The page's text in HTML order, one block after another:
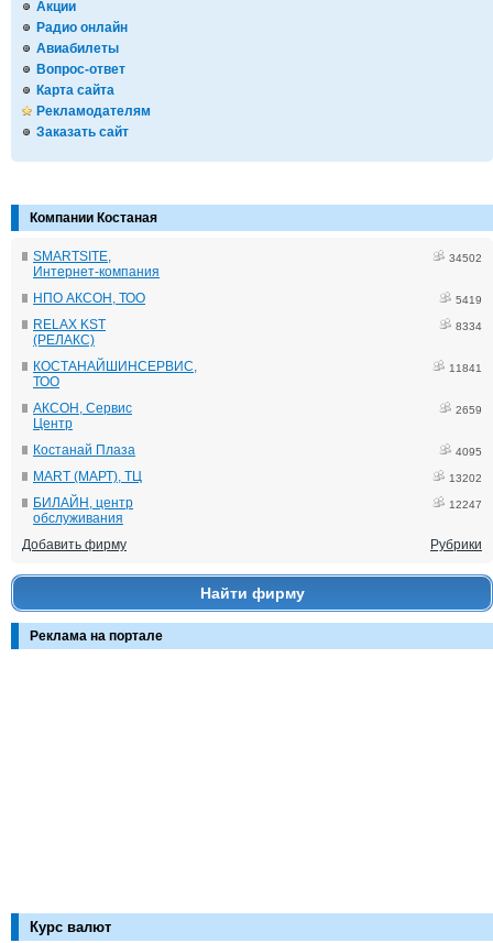
Акции
Радио онлайн
Авиабилеты
Вопрос-ответ
Карта сайта
Рекламодателям
Заказать сайт
Компании Костаная
SMARTSITE,
Интернет-компания
34502
НПО АКСОН, ТОО 5419
RELAX KST
(РЕЛАКС)
8334
КОСТАНАЙШИНСЕРВИС,
ТОО
11841
АКСОН, Сервис
Центр
2659
Костанай Плаза 4095
MART (МАРТ), ТЦ 13202
БИЛАЙН, центр
обслуживания
12247
Добавить фирму Рубрики
Найти фирму
Реклама на портале
Курс валют